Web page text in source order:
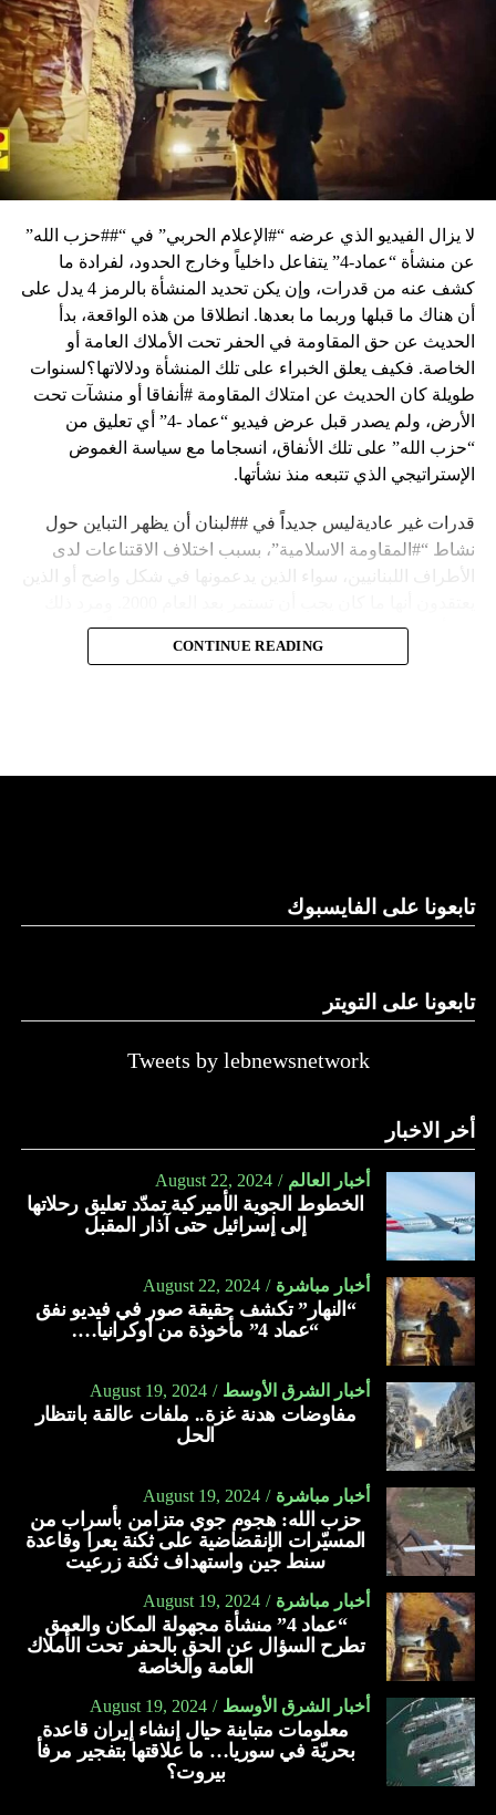
لا يزال الفيديو الذي عرضه “#الإعلام الحربي” في “##حزب الله”
عن منشأة “عماد-4” يتفاعل داخلياً وخارج الحدود، لفرادة ما
كشف عنه من قدرات، وإن يكن تحديد المنشأة بالرمز 4 يدل على
أن هناك ما قبلها وربما ما بعدها. انطلاقا من هذه الواقعة، بدأ
الحديث عن حق المقاومة في الحفر تحت الأملاك العامة أو
الخاصة. فكيف يعلق الخبراء على تلك المنشأة ودلالاتها؟لسنوات
طويلة كان الحديث عن امتلاك المقاومة #أنفاقا أو منشآت تحت
الأرض، ولم يصدر قبل عرض فيديو “عماد -4” أي تعليق من
“حزب الله” على تلك الأنفاق، انسجاما مع سياسة الغموض
الإستراتيجي الذي تتبعه منذ نشأتها.
قدرات غير عاديةليس جديداً في ##لبنان أن يظهر التباين حول
نشاط “#المقاومة الاسلامية”، بسبب اختلاف الاقتناعات لدى
الأطراف اللبنانيين، سواء الذين يدعمونها في شكل واضح أو الذين
إلى أن المقاومة ضد الاحتلال الإسرائيلي لم تكن يوماً محط
إجماع داخلي، وإن كانت القوى اللبنانية المؤمنة بالصراع ضد
النهار
CONTINUE READING
تابعونا على الفايسبوك
تابعونا على التويتر
Tweets by lebnewsnetwork
أخر الاخبار
أخبار العالم August 22, 2024
الخطوط الجوية الأميركية تمدّد تعليق رحلاتها
إلى إسرائيل حتى آذار المقبل
أخبار مباشرة August 22, 2024
“النهار” تكشف حقيقة صور في فيديو نفق
“عماد 4” مأخوذة من أوكرانيا….
أخبار الشرق الأوسط August 19, 2024
مفاوضات هدنة غزة.. ملفات عالقة بانتظار
الحل
أخبار مباشرة August 19, 2024
حزب الله: هجوم جوي متزامن بأسراب من
المسيّرات الإنقضاضية على ثكنة يعرا وقاعدة
سنط جين واستهداف ثكنة زرعيت
أخبار مباشرة August 19, 2024
“عماد 4” منشأة مجهولة المكان والعمق
تطرح السؤال عن الحق بالحفر تحت الأملاك
العامة والخاصة
أخبار الشرق الأوسط August 19, 2024
معلومات متباينة حيال إنشاء إيران قاعدة
بحريّة في سوريا… ما علاقتها بتفجير مرفأ
بيروت؟